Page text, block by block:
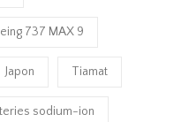
737 MAX 9
Japon Tiamat
sodium-ion